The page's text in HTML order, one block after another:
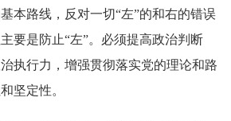
本路线，反对一切“左”的和右的错误
要是防止“左”。必须提高政治判断
执行力，增强贯彻落实党的理论和路
坚定性。